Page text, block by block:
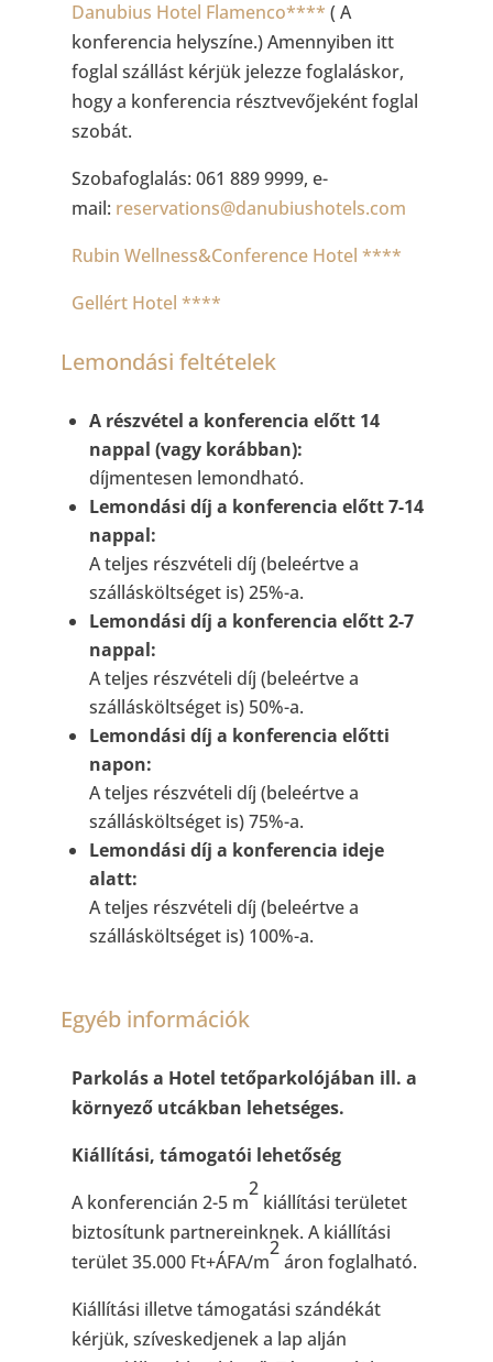
Danubius Hotel Flamenco**** ( A
konferencia helyszíne.) Amennyiben itt
foglal szállást kérjük jelezze foglaláskor,
hogy a konferencia résztvevőjeként foglal
szobát.
Szobafoglalás: 061 889 9999, e-
mail: reservations@danubiushotels.com
Rubin Wellness&Conference Hotel ****
Gellért Hotel ****
Lemondási feltételek
A részvétel a konferencia előtt 14
nappal (vagy korábban):
díjmentesen lemondható.
Lemondási díj a konferencia előtt 7-14
nappal:
A teljes részvételi díj (beleértve a
szállásköltséget is) 25%-a.
Lemondási díj a konferencia előtt 2-7
nappal:
A teljes részvételi díj (beleértve a
szállásköltséget is) 50%-a.
Lemondási díj a konferencia előtti
napon:
A teljes részvételi díj (beleértve a
szállásköltséget is) 75%-a.
Lemondási díj a konferencia ideje
alatt:
A teljes részvételi díj (beleértve a
szállásköltséget is) 100%-a.
Egyéb információk
Parkolás a Hotel tetőparkolójában ill. a
környező utcákban lehetséges.
Kiállítási, támogatói lehetőség
A konferencián 2-5 m
2
kiállítási területet
biztosítunk partnereinknek. A kiállítási
terület 35.000 Ft+ÁFA/m
2
áron foglalható.
Kiállítási illetve támogatási szándékát
kérjük, szíveskedjenek a lap alján